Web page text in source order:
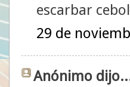
escarbar
29 de
Anónimo